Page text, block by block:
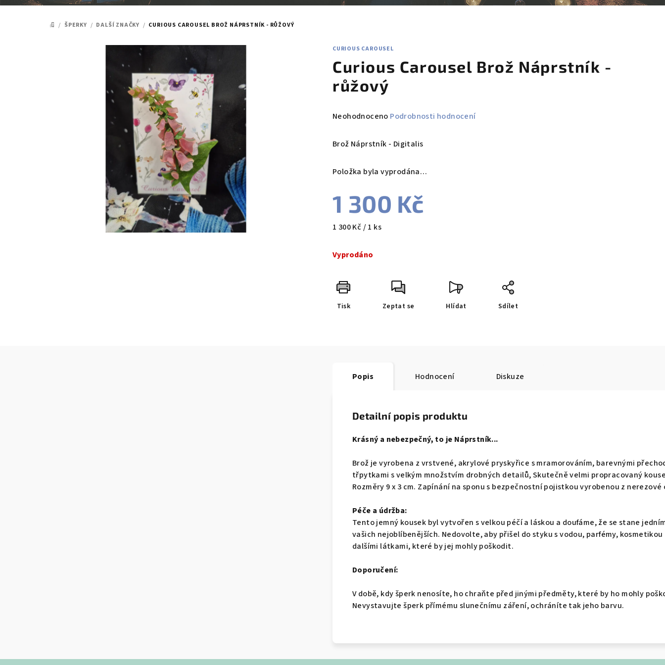
DOMŮ
/ ŠPERKY / DALŠÍ ZNAČKY / CURIOUS CAROUSEL BROŽ NÁPRSTNÍK - RŮŽOVÝ
CURIOUS CAROUSEL
Curious Carousel Brož Náprstník -
růžový
Průměrné
produktu
z
hvězdiček.
Neohodnoceno Podrobnosti hodnocení
Brož Náprstník - Digitalis
Položka byla vyprodána…
1 300 Kč
Měrná
1 300 Kč / 1 ks
Vyprodáno
Tisk Zeptat se Hlídat Sdílet
Popis Hodnocení Diskuze
Detailní popis produktu
Krásný a nebezpečný, to je Náprstník...
Brož je vyrobena z vrstvené, akrylové pryskyřice s mramorováním, barevnými
třpytkami s velkým množstvím drobných detailů, Skutečně velmi propracovaný
Rozměry 9 x 3 cm. Zapínání na sponu s bezpečnostní pojistkou vyrobenou z nerezové
Péče a údržba:
Tento jemný kousek byl vytvořen s velkou péčí a láskou a doufáme, že se stane
vašich nejoblíbenějších. Nedovolte, aby přišel do styku s vodou, parfémy, kosmetikou
dalšími látkami, které by jej mohly poškodit.
Doporučení:
V době, kdy šperk nenosíte, ho chraňte před jinými předměty, které by ho mohly
Nevystavujte šperk přímému slunečnímu záření, ochráníte tak jeho barvu.